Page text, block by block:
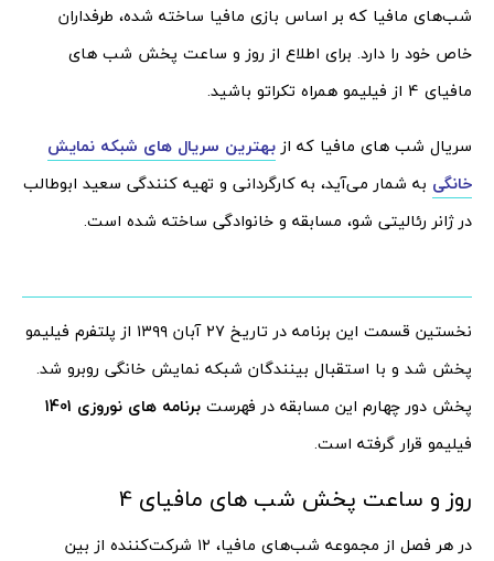
شب‌های مافیا که بر اساس بازی مافیا ساخته شده، طرفداران
خاص خود را دارد. برای اطلاع از روز و ساعت پخش شب های
مافیای 4 از فیلیمو همراه تکراتو باشید.
سریال شب های مافیا که از بهترین سریال های شبکه نمایش
خانگی به شمار می‌آید، به کارگردانی و تهیه کنندگی سعید ابوطالب
در ژانر رئالیتی شو، مسابقه و خانوادگی ساخته شده است.
نخستین قسمت این برنامه در تاریخ ۲۷ آبان ۱۳۹۹ از پلتفرم فیلیمو
پخش شد و با استقبال بینندگان شبکه نمایش خانگی روبرو شد.
پخش دور چهارم این مسابقه در فهرست برنامه های نوروزی 1401
فیلیمو قرار گرفته است.
روز و ساعت پخش شب های مافیای 4
در هر فصل از مجموعه شب‌های مافیا، ۱۲ شرکت‌کننده از بین